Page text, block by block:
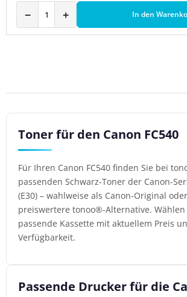
− + In den
Toner für den Canon FC540
Für Ihren Canon FC540 finden Sie bei
passenden Schwarz-Toner der Canon-
(E30) – wahlweise als Canon-Original
preiswertere tonoo®-Alternative.
passende Kassette mit aktuellem Preis
Verfügbarkeit.
Passende Drucker für die